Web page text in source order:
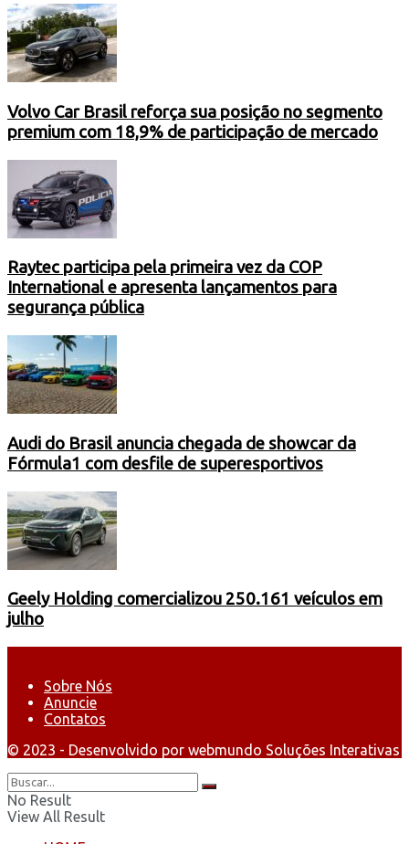
Volvo Car Brasil reforça sua posição no segmento
premium com 18,9% de participação de mercado
Raytec participa pela primeira vez da COP
International e apresenta lançamentos para
segurança pública
Audi do Brasil anuncia chegada de showcar da
Fórmula1 com desfile de superesportivos
Geely Holding comercializou 250.161 veículos em
julho
Sobre Nós
Anuncie
Contatos
© 2023 - Desenvolvido por webmundo Soluções Interativas
No Result
View All Result